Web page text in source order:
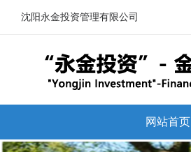
沈阳永金投资管理有限公司
网站首页